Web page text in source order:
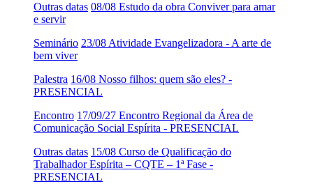
Outras datas 08/08 Estudo da obra Conviver para amar
e servir
Seminário 23/08 Atividade Evangelizadora - A arte de
bem viver
Palestra 16/08 Nosso filhos: quem são eles? -
PRESENCIAL
Encontro 17/09/27 Encontro Regional da Área de
Comunicação Social Espírita - PRESENCIAL
Outras datas 15/08 Curso de Qualificação do
Trabalhador Espírita – CQTE – 1ª Fase -
PRESENCIAL